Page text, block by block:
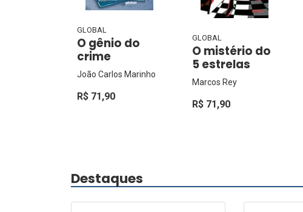
GLOBAL
O gênio do
crime
João Carlos Marinho
R$ 71,90
GLOBAL
O mistério do
5 estrelas
Marcos Rey
R$ 71,90
Destaques